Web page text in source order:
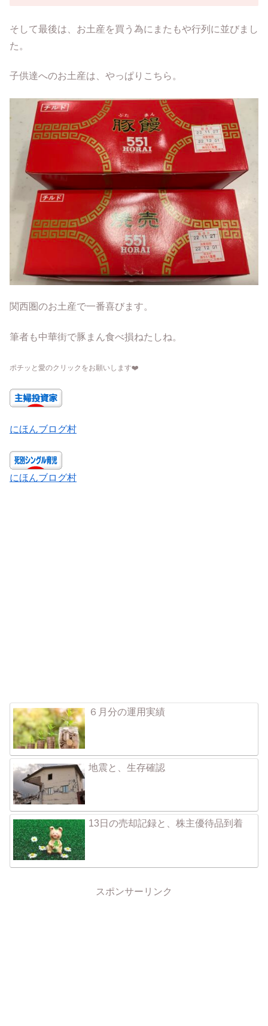
そして最後は、お土産を買う為にまたもや行列に並びまし
た。
子供達へのお土産は、やっぱりこちら。
関西圏のお土産で一番喜びます。
筆者も中華街で豚まん食べ損ねたしね。
ポチッと愛のクリックをお願いします❤️
にほんブログ村
にほんブログ村
６月分の運用実績
地震と、生存確認
13日の売却記録と、株主優待品到着
スポンサーリンク